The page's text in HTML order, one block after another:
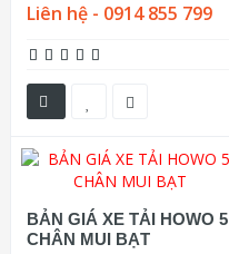
Liên hệ - 0914 855 799
BẢN GIÁ XE TẢI HOWO 5
CHÂN MUI BẠT